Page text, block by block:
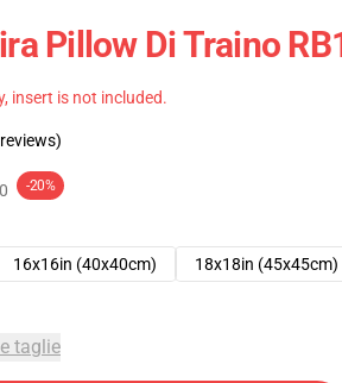
Pillow Di Traino
insert is not included.
-20%
16x16in (40x40cm)
18x18in (45x45cm)
taglie